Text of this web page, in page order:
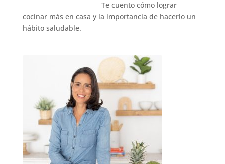
Te cuento cómo lograr
cocinar más en casa y la importancia de hacerlo un
hábito saludable.